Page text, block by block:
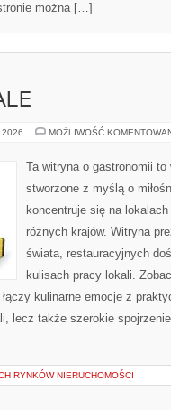
można […]
2026 MOŻLIWOŚĆ
Ta witryna o gastronomii
stworzone z myślą o
koncentruje się na
różnych krajów. Witryna
świata, restauracyjnych
kulisach pracy lokali.
kulinarne emocje z
lecz także szerokie
RYNKÓW NIERUCHOMOŚCI